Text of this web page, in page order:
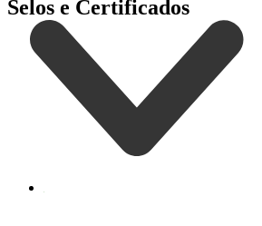
Selos e Certificados